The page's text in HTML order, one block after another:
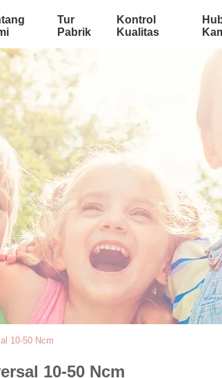
Tur
Pabrik
Kontrol
Kualitas
10-50 Ncm
10-50 Ncm